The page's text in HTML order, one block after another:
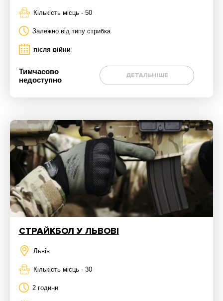
Кількість місць - 50
Залежно від типу стрибка
після війни
Тимчасово
недоступно
ДЕТАЛЬНІШЕ
СТРАЙКБОЛ У ЛЬВОВІ
Львів
Кількість місць - 30
2 години